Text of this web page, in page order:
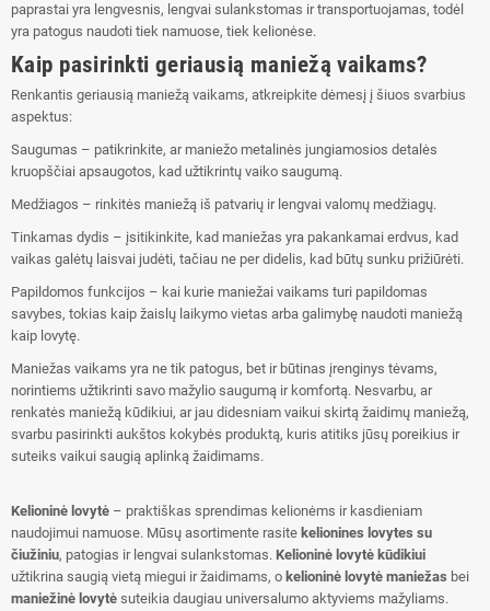
paprastai yra lengvesnis, lengvai sulankstomas ir transportuojamas, todėl
yra patogus naudoti tiek namuose, tiek kelionėse.
Kaip pasirinkti geriausią maniežą vaikams?
Renkantis geriausią maniežą vaikams, atkreipkite dėmesį į šiuos svarbius
aspektus:
Saugumas – patikrinkite, ar maniežo metalinės jungiamosios detalės
kruopščiai apsaugotos, kad užtikrintų vaiko saugumą.
Medžiagos – rinkitės maniežą iš patvarių ir lengvai valomų medžiagų.
Tinkamas dydis – įsitikinkite, kad maniežas yra pakankamai erdvus, kad
vaikas galėtų laisvai judėti, tačiau ne per didelis, kad būtų sunku prižiūrėti.
Papildomos funkcijos – kai kurie maniežai vaikams turi papildomas
savybes, tokias kaip žaislų laikymo vietas arba galimybę naudoti maniežą
kaip lovytę.
Maniežas vaikams yra ne tik patogus, bet ir būtinas įrenginys tėvams,
norintiems užtikrinti savo mažylio saugumą ir komfortą. Nesvarbu, ar
renkatės maniežą kūdikiui, ar jau didesniam vaikui skirtą žaidimų maniežą,
svarbu pasirinkti aukštos kokybės produktą, kuris atitiks jūsų poreikius ir
suteiks vaikui saugią aplinką žaidimams.
Kelioninė lovytė – praktiškas sprendimas kelionėms ir kasdieniam
naudojimui namuose. Mūsų asortimente rasite kelionines lovytes su
čiužiniu, patogias ir lengvai sulankstomas. Kelioninė lovytė kūdikiui
užtikrina saugią vietą miegui ir žaidimams, o kelioninė lovytė maniežas bei
maniežinė lovytė suteikia daugiau universalumo aktyviems mažyliams.